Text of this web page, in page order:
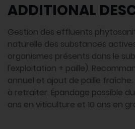
ADDITIONAL
Gestion des effluents
naturelle des substances
organismes présents dans le
l'exploitation + paille).
annuel et ajout de paille fraîche.
à retraiter. Épandage possible
ans en viticulture et 10 ans en